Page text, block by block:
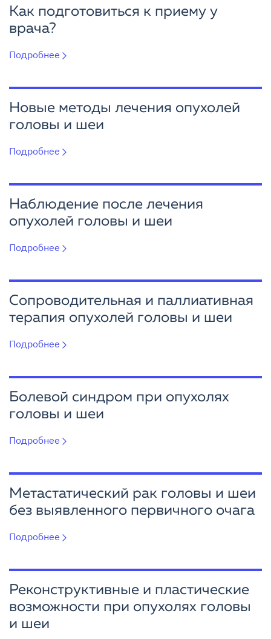
Как подготовиться к приему у
врача?
Подробнее
Новые методы лечения опухолей
головы и шеи
Подробнее
Наблюдение после лечения
опухолей головы и шеи
Подробнее
Сопроводительная и паллиативная
терапия опухолей головы и шеи
Подробнее
Болевой синдром при опухолях
головы и шеи
Подробнее
Метастатический рак головы и шеи
без выявленного первичного очага
Подробнее
Реконструктивные и пластические
возможности при опухолях головы
и шеи